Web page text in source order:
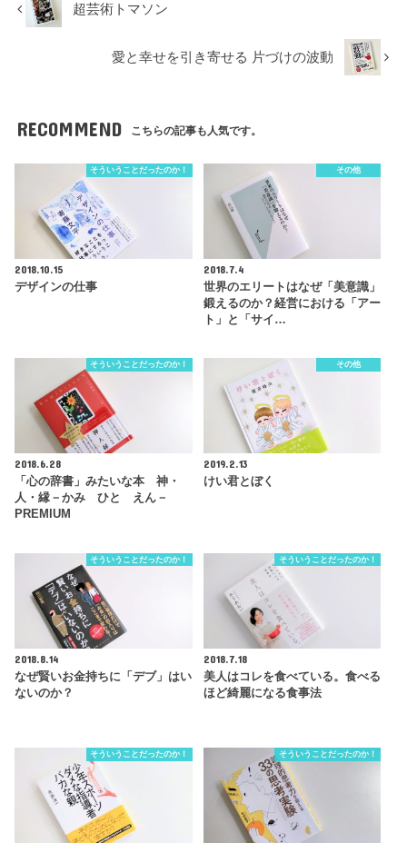
超芸術トマソン
愛と幸せを引き寄せる 片づけの波動
RECOMMEND こちらの記事も人気です。
そういうことだったのか！
2018.10.15
デザインの仕事
その他
2018.7.4
世界のエリートはなぜ「美意識」
鍛えるのか？経営における「アー
ト」と「サイ…
そういうことだったのか！
2018.6.28
「心の辞書」みたいな本 神・
人・縁－かみ ひと えん－
PREMIUM
その他
2019.2.13
けい君とぼく
そういうことだったのか！
2018.8.14
なぜ賢いお金持ちに「デブ」はい
ないのか？
そういうことだったのか！
2018.7.18
美人はコレを食べている。食べる
ほど綺麗になる食事法
そういうことだったのか！ そういうことだったのか！